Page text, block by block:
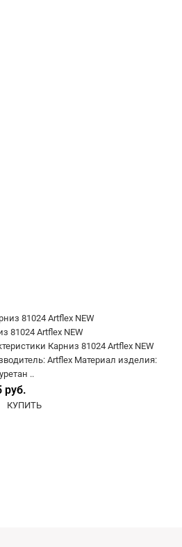
81024 Artflex NEW
Карниз 81024 Artflex NEW
Artflex Материал изделия:
..
руб.
КУПИТЬ